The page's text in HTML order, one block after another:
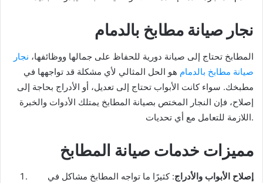
نجار صيانة مطابخ بالدمام
المطابخ تحتاج إلى صيانة دورية للحفاظ على جمالها ووظائفها، نجار
صيانة مطابخ بالدمام هو الحل المثالي لأي مشكلة قد تواجهها في
مطبخك. سواء كانت الأبواب تحتاج إلى تعديل، أو الأدراج بحاجة إلى
إصلاح، فإن النجار المختص بصيانة المطابخ يمتلك الأدوات والخبرة
اللازمة للتعامل مع أي تحديات.
مميزات خدمات صيانة المطابخ
إصلاح الأبواب والأدراج: كثيرًا ما تواجه المطابخ مشاكل في